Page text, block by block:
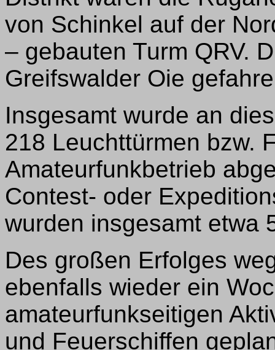
von Schinkel auf der
– gebauten Turm QRV.
Greifswalder Oie
Insgesamt wurde an
218 Leuchttürmen bzw.
Amateurfunkbetrieb
Contest- oder
wurden insgesamt etwa
Des großen Erfolges
ebenfalls wieder ein
amateurfunkseitigen
und Feuerschiffen